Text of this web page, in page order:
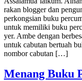
rakan blogger dan
perkongsian buku
untuk memiliki buku
yer. Ambe dengan
untuk cabutan bertuah
nombor cabutan […]
Menang Buku